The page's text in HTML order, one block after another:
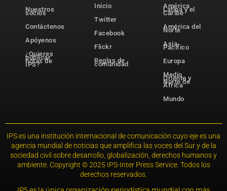
Nuestros
socios
Contáctenos
Apóyenos
¿Quieres
publicar
notas de
IPS?
Inicio
Twitter
Facebook
Flickr
Reglas de
comunidad
América
Latina y el
Caribe
América del
Norte
Asia-
Pacífico
Europa
Medio
Oriente y
Norte de
África
Mundo
IPS es una institución internacional de comunicación cuyo eje es una
agencia mundial de noticias que amplifica las voces del Sur y de la
sociedad civil sobre desarrollo, globalización, derechos humanos y
ambiente. Copyright © 2025 IPS-Inter Press Service. Todos los
derechos reservados.